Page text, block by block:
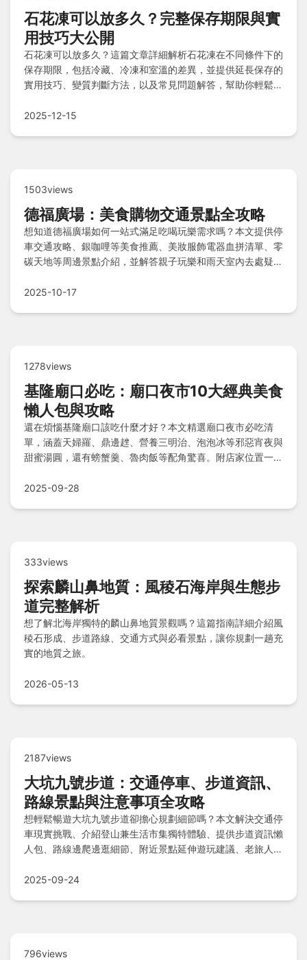
石花凍可以放多久？完整保存期限與實
用技巧大公開
石花凍可以放多久？這篇文章詳細解析石花凍在不同條件下的
保存期限，包括冷藏、冷凍和室溫的差異，並提供延長保存的
實用技巧、變質判斷方法，以及常見問題解答，幫助你輕鬆掌
2025-12-15
1503views
德福廣場：美食購物交通景點全攻略
想知道德福廣場如何一站式滿足吃喝玩樂需求嗎？本文提供停
車交通攻略、銀咖哩等美食推薦、美妝服飾電器血拼清單、零
碳天地等周邊景點介紹，並解答親子玩樂和雨天室內去處疑
2025-10-17
1278views
基隆廟口必吃：廟口夜市10大經典美食
懶人包與攻略
還在煩惱基隆廟口該吃什麼才好？本文精選廟口夜市必吃清
單，涵蓋天婦羅、鼎邊趖、營養三明治、泡泡冰等邪惡宵夜與
甜蜜湯圓，還有螃蟹羹、魯肉飯等配角驚喜。附店家位置一
次滿足味蕾！
2025-09-28
333views
探索麟山鼻地質：風稜石海岸與生態步
道完整解析
想了解北海岸獨特的麟山鼻地質景觀嗎？這篇指南詳細介紹風
稜石形成、步道路線、交通方式與必看景點，讓你規劃一趟充
實的地質之旅。
2026-05-13
2187views
大坑九號步道：交通停車、步道資訊、
路線景點與注意事項全攻略
想輕鬆暢遊大坑九號步道卻擔心規劃細節嗎？本文解決交通停
車現實挑戰、介紹登山兼生活市集獨特體驗、提供步道資訊懶
人包、路線邊爬邊逛細節、附近景點延伸遊玩建議、老旅人貼
憂又精采。
2025-09-24
796views